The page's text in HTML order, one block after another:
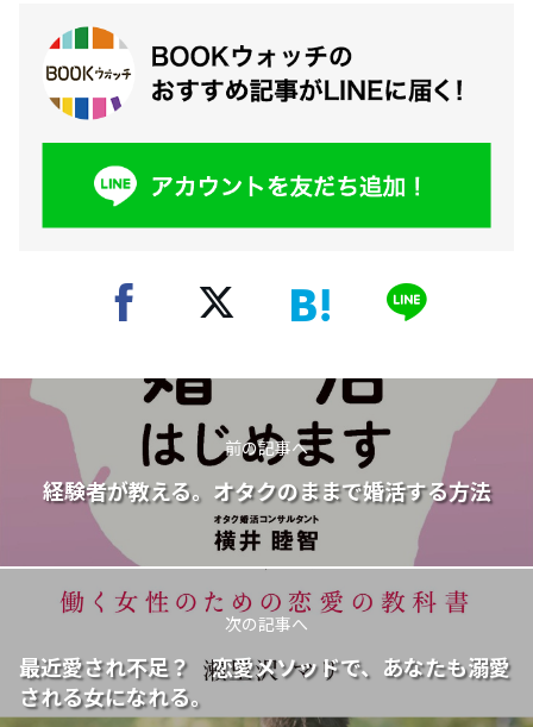
前の記事へ
経験者が教える。オタクのままで婚活する方法
次の記事へ
最近愛され不足？ 恋愛メソッドで、あなたも溺愛
される女になれる。